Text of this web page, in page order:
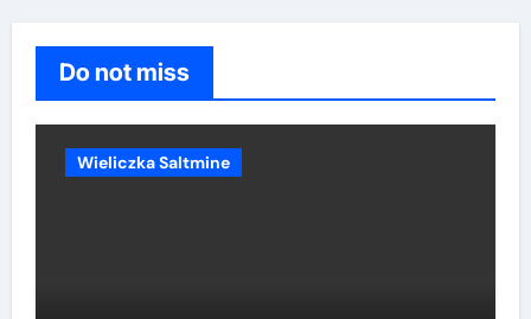
Do not miss
Wieliczka Saltmine